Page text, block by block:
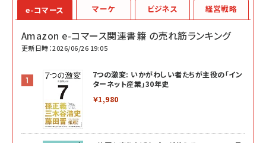
e-コマース
Amazon e-コマース関連書籍 の売れ筋ランキング
更新日時：2026/06/26 19:05
7つの激変: いかがわしい者たちが主役の「イン
ターネット産業」30年史
￥1,980
マーケ ビジネス 経営戦略